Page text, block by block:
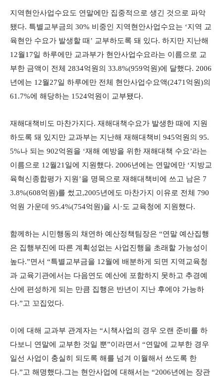
지역현안사업수요도 연말에만 집중적으로 생긴 것으로 파악
됐다. 특별교부금의 30% 비중인 지역현안사업수요는 ‘지역 교
육현안 수요가 발생할 때’ 교부하도록 돼 있다. 하지만 지난해
12월17일 하루에만 교과부가 현안사업수요라는 이름으로 교
부한 금액이 전체 2834억원의 33.8%(959억원)에 달했다. 2006
년에는 12월27일 하루에만 전체 현안사업수요액(2471억원)의
61.7%에 해당하는 1524억원이 교부됐다.
재해대책비도 마찬가지다. 재해대책수요가 발생한 때에 지원
하도록 돼 있지만 교과부는 지난해 재해대책비 945억원의 95.
5%나 되는 902억원을 ‘재해 예방을 위한 재해대책 수요’라는
이름으로 12월21일에 지원했다. 2006년에는 연말에만 ‘지방교
육혁신종합평가 지원’을 명목으로 재해대책비에 쓰고 남은 7
3.8%(608억원)를 썼고,2005년에도 마찬가지 이유로 전체 790
억원 가운데 95.4%(754억원)을 시·도 교육청에 지원했다.
함께하는 시민행동의 채연하 예산정책팀장은 “연말 예산집행
은 집행부진에 따른 계획성없는 사업진행을 초래할 가능성이
높다.”면서 “특별교부금을 12월에 배분하게 되면 지역교육청
과 교육기관에서는 다음연도 예산에 포함하지 못하고 추경예
산에 편성하게 되는 만큼 집행은 반년이 지난 후에야 가능하
다.”고 꼬집었다.
이에 대해 교과부 관계자는 “시책사업의 경우 오랜 준비를 하
다보니 연말에 교부한 것일 뿐”이라면서 “연말에 교부한 경우
일선 사업이 충실히 되도록 해를 넘겨 이월해서 쓰도록 한
다.”고 해명했다.그는 현안사업에 대해서는 “2006년에는 장관